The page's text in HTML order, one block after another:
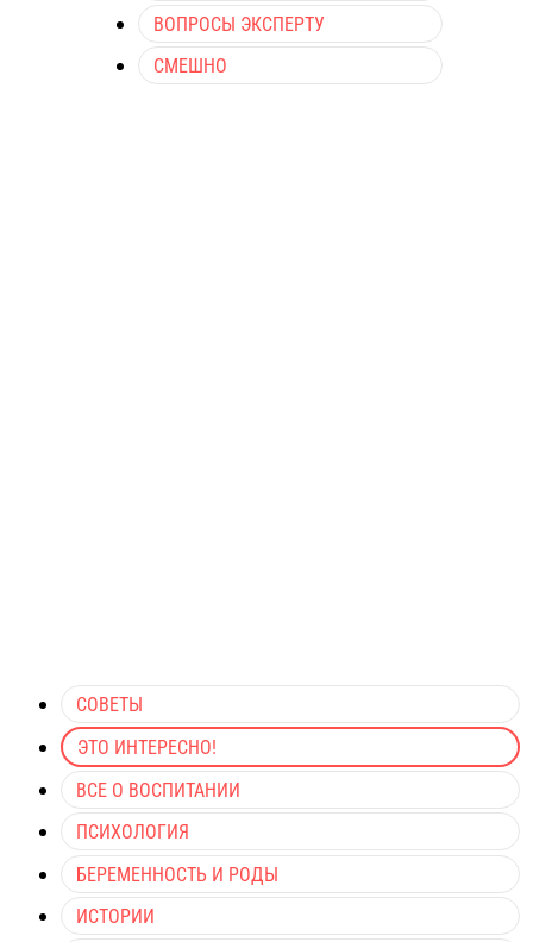
ВОПРОСЫ ЭКСПЕРТУ
СМЕШНО
СОВЕТЫ
ЭТО ИНТЕРЕСНО!
ВСЕ О ВОСПИТАНИИ
ПСИХОЛОГИЯ
БЕРЕМЕННОСТЬ И РОДЫ
ИСТОРИИ